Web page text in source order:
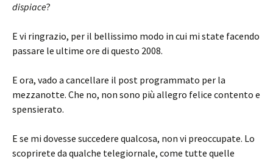
dispiace?
E vi ringrazio, per il bellissimo modo in cui mi state facendo
passare le ultime ore di questo 2008.
E ora, vado a cancellare il post programmato per la
mezzanotte. Che no, non sono più allegro felice contento e
spensierato.
E se mi dovesse succedere qualcosa, non vi preoccupate. Lo
scoprirete da qualche telegiornale, come tutte quelle